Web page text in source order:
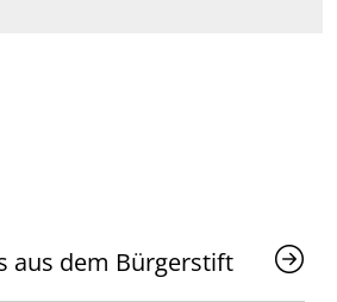
aus dem Bürgerstift